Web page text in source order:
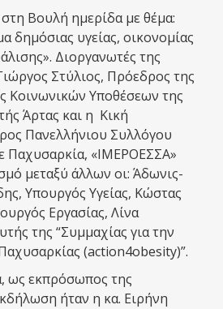
Βουλή ημερίδα με θέμα:
δημόσιας υγείας, οικονομίας
Διοργανωτές της
Στύλιος, Πρόεδρος της
Κοινωνικών Υποθέσεων της
Άρτας και η Κική
Πανελλήνιου Συλλόγου
Παχυσαρκία, «ΙΜΕΡΟΕΣΣΑ»
μεταξύ άλλων οι: Άδωνις-
Υπουργός Υγείας, Κώστας
Εργασίας, Λίνα
της “Συμμαχίας για την
(action4obesity)”.
ως εκπρόσωπος της
ήταν η κα. Ειρήνη